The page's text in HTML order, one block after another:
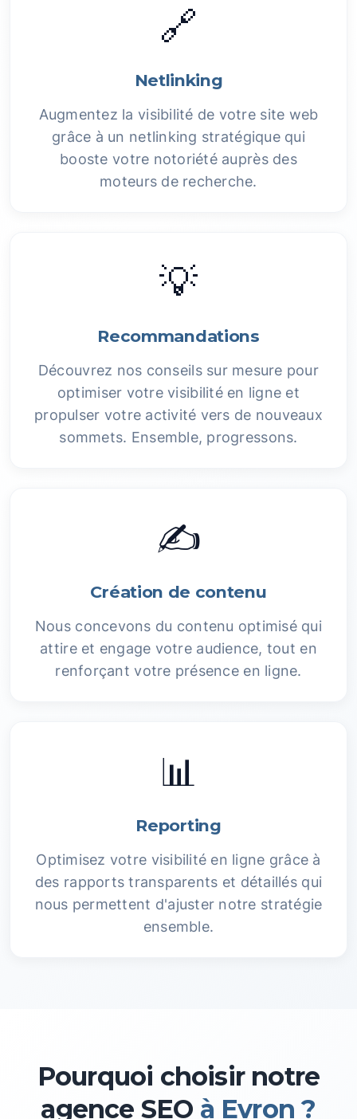
🔗
Netlinking
Augmentez la visibilité de votre site web
grâce à un netlinking stratégique qui
booste votre notoriété auprès des
moteurs de recherche.
💡
Recommandations
Découvrez nos conseils sur mesure pour
optimiser votre visibilité en ligne et
propulser votre activité vers de nouveaux
sommets. Ensemble, progressons.
✍️
Création de contenu
Nous concevons du contenu optimisé qui
attire et engage votre audience, tout en
renforçant votre présence en ligne.
📊
Reporting
Optimisez votre visibilité en ligne grâce à
des rapports transparents et détaillés qui
nous permettent d'ajuster notre stratégie
ensemble.
Pourquoi choisir notre
agence SEO à Evron ?